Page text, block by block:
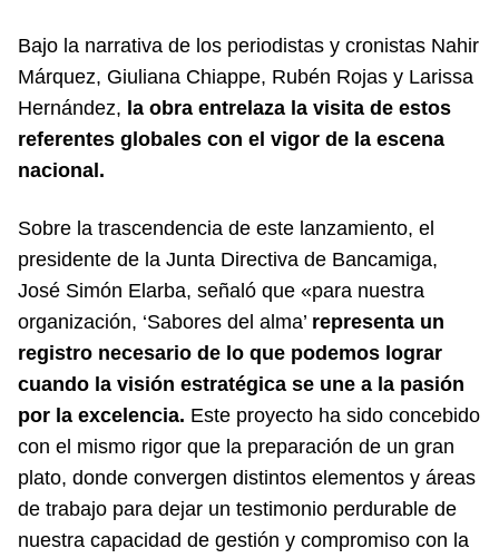
Bajo la narrativa de los periodistas y cronistas Nahir
Márquez, Giuliana Chiappe, Rubén Rojas y Larissa
Hernández, la obra entrelaza la visita de estos
referentes globales con el vigor de la escena
nacional.
Sobre la trascendencia de este lanzamiento, el
presidente de la Junta Directiva de Bancamiga,
José Simón Elarba, señaló que «para nuestra
organización, ‘Sabores del alma’ representa un
registro necesario de lo que podemos lograr
cuando la visión estratégica se une a la pasión
por la excelencia. Este proyecto ha sido concebido
con el mismo rigor que la preparación de un gran
plato, donde convergen distintos elementos y áreas
de trabajo para dejar un testimonio perdurable de
nuestra capacidad de gestión y compromiso con la